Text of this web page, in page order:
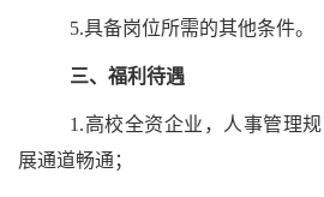
5.具备岗位所需的其他条件。
三、福利待遇
1.高校全资企业，人事管理
展通道畅通；